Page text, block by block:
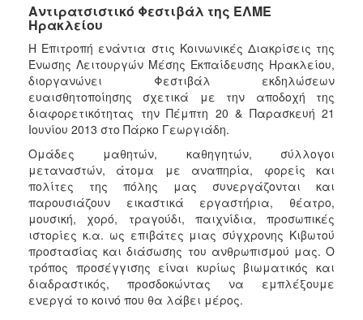
για
Οικονομική
Αδυναμία
&
Φυσικές
Καταστροφές
Κέντρα
Κοινοτικής
Φροντίδας
(Κ.Α.Π.Η.)
Κέντρα
Δημιουργικής
Απασχόλησης
Παιδιών
(Κ.Δ.Α.Π.)
Κέντρα
Ημερήσιας
Φροντίδας
Αντιρατσιστικό Φεστιβάλ της ΕΛΜΕ
Ηρακλείου
Η Επιτροπή ενάντια στις Κοινωνικές Διακρίσεις της
Ένωσης Λειτουργών Μέσης Εκπαίδευσης Ηρακλείου,
διοργανώνει Φεστιβάλ εκδηλώσεων
ευαισθητοποίησης σχετικά με την αποδοχή της
διαφορετικότητας την Πέμπτη 20 & Παρασκευή 21
Ιουνίου 2013 στο Πάρκο Γεωργιάδη.
Ομάδες μαθητών, καθηγητών, σύλλογοι
μεταναστών, άτομα με αναπηρία, φορείς και
πολίτες της πόλης μας συνεργάζονται και
παρουσιάζουν εικαστικά εργαστήρια, θέατρο,
μουσική, χορό, τραγούδι, παιχνίδια, προσωπικές
ιστορίες κ.α. ως επιβάτες μιας σύγχρονης Κιβωτού
προστασίας και διάσωσης του ανθρωπισμού μας. Ο
τρόπος προσέγγισης είναι κυρίως βιωματικός και
διαδραστικός, προσδοκώντας να εμπλέξουμε
ενεργά το κοινό που θα λάβει μέρος.